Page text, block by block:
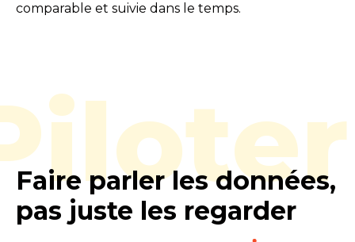
comparable et suivie dans le temps.
Faire parler les données,
pas juste les regarder